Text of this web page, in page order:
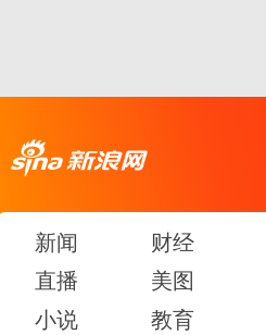
新闻 财经
直播
美图
小说
教育